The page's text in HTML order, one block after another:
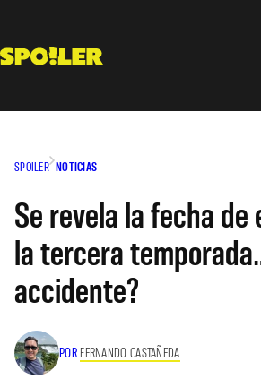
contenido
SPOILER NOTICIAS
Se revela la fecha de
la tercera
accidente?
POR FERNANDO CASTAÑEDA